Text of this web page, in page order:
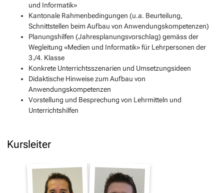
und Informatik»
Kantonale Rahmenbedingungen (u.a. Beurteilung,
Schnittstellen beim Aufbau von Anwendungskompetenzen)
Planungshilfen (Jahresplanungsvorschlag) gemäss der
Wegleitung «Medien und Informatik» für Lehrpersonen der
3./4. Klasse
Konkrete Unterrichtsszenarien und Umsetzungsideen
Didaktische Hinweise zum Aufbau von
Anwendungskompetenzen
Vorstellung und Besprechung von Lehrmitteln und
Unterrichtshilfen
Kursleiter